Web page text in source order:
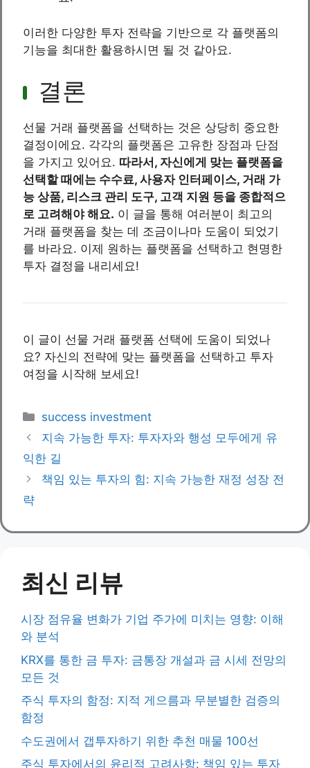
이러한 다양한 투자 전략을 기반으로 각 플랫폼의
기능을 최대한 활용하시면 될 것 같아요.
결론
선물 거래 플랫폼을 선택하는 것은 상당히 중요한
결정이에요. 각각의 플랫폼은 고유한 장점과 단점
을 가지고 있어요. 따라서, 자신에게 맞는 플랫폼을
선택할 때에는 수수료, 사용자 인터페이스, 거래 가
능 상품, 리스크 관리 도구, 고객 지원 등을 종합적으
로 고려해야 해요. 이 글을 통해 여러분이 최고의
거래 플랫폼을 찾는 데 조금이나마 도움이 되었기
를 바라요. 이제 원하는 플랫폼을 선택하고 현명한
투자 결정을 내리세요!
이 글이 선물 거래 플랫폼 선택에 도움이 되었나
요? 자신의 전략에 맞는 플랫폼을 선택하고 투자
여정을 시작해 보세요!
Categories
success investment
지속 가능한 투자: 투자자와 행성 모두에게 유
익한 길
책임 있는 투자의 힘: 지속 가능한 재정 성장 전
략
최신 리뷰
시장 점유율 변화가 기업 주가에 미치는 영향: 이해
와 분석
KRX를 통한 금 투자: 금통장 개설과 금 시세 전망의
모든 것
주식 투자의 함정: 지적 게으름과 무분별한 검증의
함정
수도권에서 갭투자하기 위한 추천 매물 100선
주식 투자에서의 윤리적 고려사항: 책임 있는 투자